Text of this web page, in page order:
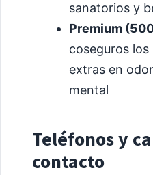
sanatorios y
Premium
coseguros los
extras en
mental
Teléfonos y
contacto